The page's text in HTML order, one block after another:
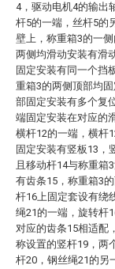
4，驱动电机4的输出
杆5的一端，丝杆5的
壁上，称重箱3的一
两侧均滑动安装有滑
固定安装有同一个挡
重箱3的两侧顶部均
部固定安装有多个复
端固定安装在对应的
横杆12的一端，横杆
固定安装有竖板13，
且移动杆14与称重箱
有齿条15，称重箱3
杆16上固定套设有绕
绳21的一端，旋转杆
对应的齿条15相适配
称设置的竖杆19，两
杆20，钢丝绳21的另